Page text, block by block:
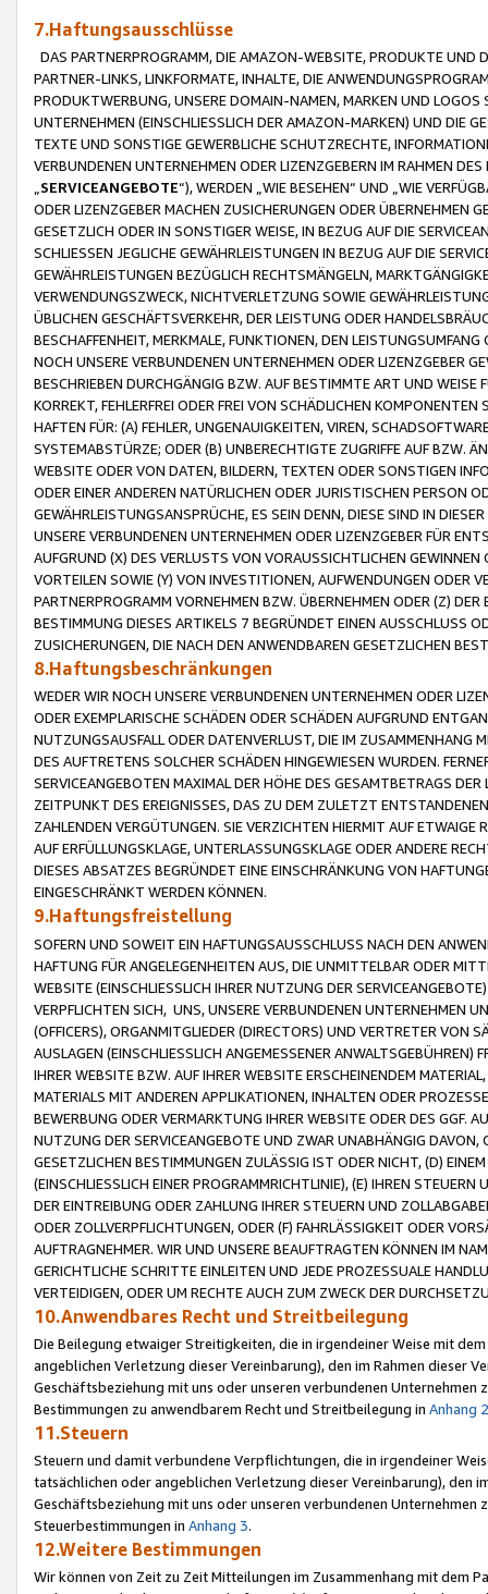
7.Haftungsausschlüsse
DAS PARTNERPROGRAMM, DIE AMAZON-WEBSITE, PRODUKTE UND
PARTNER-LINKS, LINKFORMATE, INHALTE, DIE
PRODUKTWERBUNG, UNSERE DOMAIN-NAMEN, MARKEN UND
UNTERNEHMEN (EINSCHLIESSLICH DER AMAZON-MARKEN) UND DIE
TEXTE UND SONSTIGE GEWERBLICHE SCHUTZRECHTE,
VERBUNDENEN UNTERNEHMEN ODER LIZENZGEBERN IM RAHMEN
SERVICEANGEBOTE“), WERDEN „WIE BESEHEN“ UND „WIE
ODER LIZENZGEBER MACHEN ZUSICHERUNGEN ODER ÜBERNEHMEN
GESETZLICH ODER IN SONSTIGER WEISE, IN BEZUG AUF DIE
SCHLIESSEN JEGLICHE GEWÄHRLEISTUNGEN IN BEZUG AUF DIE
GEWÄHRLEISTUNGEN BEZÜGLICH RECHTSMÄNGELN,
VERWENDUNGSZWECK, NICHTVERLETZUNG SOWIE
ÜBLICHEN GESCHÄFTSVERKEHR, DER LEISTUNG ODER
BESCHAFFENHEIT, MERKMALE, FUNKTIONEN, DEN
NOCH UNSERE VERBUNDENEN UNTERNEHMEN ODER LIZENZGEBER
BESCHRIEBEN DURCHGÄNGIG BZW. AUF BESTIMMTE ART UND
KORREKT, FEHLERFREI ODER FREI VON SCHÄDLICHEN
HAFTEN FÜR: (A) FEHLER, UNGENAUIGKEITEN, VIREN,
SYSTEMABSTÜRZE; ODER (B) UNBERECHTIGTE ZUGRIFFE AUF BZW.
WEBSITE ODER VON DATEN, BILDERN, TEXTEN ODER SONSTIGEN
ODER EINER ANDEREN NATÜRLICHEN ODER JURISTISCHEN PERSON
GEWÄHRLEISTUNGSANSPRÜCHE, ES SEIN DENN, DIESE SIND IN
UNSERE VERBUNDENEN UNTERNEHMEN ODER LIZENZGEBER FÜR
AUFGRUND (X) DES VERLUSTS VON VORAUSSICHTLICHEN
VORTEILEN SOWIE (Y) VON INVESTITIONEN, AUFWENDUNGEN ODER
PARTNERPROGRAMM VORNEHMEN BZW. ÜBERNEHMEN ODER (Z)
BESTIMMUNG DIESES ARTIKELS 7 BEGRÜNDET EINEN AUSSCHLUSS
ZUSICHERUNGEN, DIE NACH DEN ANWENDBAREN GESETZLICHEN
8.Haftungsbeschränkungen
WEDER WIR NOCH UNSERE VERBUNDENEN UNTERNEHMEN ODER
ODER EXEMPLARISCHE SCHÄDEN ODER SCHÄDEN AUFGRUND
NUTZUNGSAUSFALL ODER DATENVERLUST, DIE IM ZUSAMMENHANG
DES AUFTRETENS SOLCHER SCHÄDEN HINGEWIESEN WURDEN.
SERVICEANGEBOTEN MAXIMAL DER HÖHE DES GESAMTBETRAGS
ZEITPUNKT DES EREIGNISSES, DAS ZU DEM ZULETZT
ZAHLENDEN VERGÜTUNGEN. SIE VERZICHTEN HIERMIT AUF
AUF ERFÜLLUNGSKLAGE, UNTERLASSUNGSKLAGE ODER ANDERE
DIESES ABSATZES BEGRÜNDET EINE EINSCHRÄNKUNG VON
EINGESCHRÄNKT WERDEN KÖNNEN.
9.Haftungsfreistellung
SOFERN UND SOWEIT EIN HAFTUNGSAUSSCHLUSS NACH DEN
HAFTUNG FÜR ANGELEGENHEITEN AUS, DIE UNMITTELBAR ODER
WEBSITE (EINSCHLIESSLICH IHRER NUTZUNG DER
VERPFLICHTEN SICH, UNS, UNSERE VERBUNDENEN UNTERNEHMEN
(OFFICERS), ORGANMITGLIEDER (DIRECTORS) UND VERTRETER VON
AUSLAGEN (EINSCHLIESSLICH ANGEMESSENER
IHRER WEBSITE BZW. AUF IHRER WEBSITE ERSCHEINENDEM
MATERIALS MIT ANDEREN APPLIKATIONEN, INHALTEN ODER
BEWERBUNG ODER VERMARKTUNG IHRER WEBSITE ODER DES GGF.
NUTZUNG DER SERVICEANGEBOTE UND ZWAR UNABHÄNGIG
GESETZLICHEN BESTIMMUNGEN ZULÄSSIG IST ODER NICHT, (D)
(EINSCHLIESSLICH EINER PROGRAMMRICHTLINIE), (E) IHREN
DER EINTREIBUNG ODER ZAHLUNG IHRER STEUERN UND
ODER ZOLLVERPFLICHTUNGEN, ODER (F) FAHRLÄSSIGKEIT ODER
AUFTRAGNEHMER. WIR UND UNSERE BEAUFTRAGTEN KÖNNEN IM
GERICHTLICHE SCHRITTE EINLEITEN UND JEDE PROZESSUALE
VERTEIDIGEN, ODER UM RECHTE AUCH ZUM ZWECK DER
10.Anwendbares Recht und Streitbeilegung
Die Beilegung etwaiger Streitigkeiten, die in irgendeiner Weise mit
angeblichen Verletzung dieser Vereinbarung), den im Rahmen dieser
Geschäftsbeziehung mit uns oder unseren verbundenen
Bestimmungen zu anwendbarem Recht und Streitbeilegung in Anhang 2
11.Steuern
Steuern und damit verbundene Verpflichtungen, die in irgendeiner
tatsächlichen oder angeblichen Verletzung dieser Vereinbarung), den
Geschäftsbeziehung mit uns oder unseren verbundenen
Steuerbestimmungen in Anhang 3.
12.Weitere Bestimmungen
Wir können von Zeit zu Zeit Mitteilungen im Zusammenhang mit dem